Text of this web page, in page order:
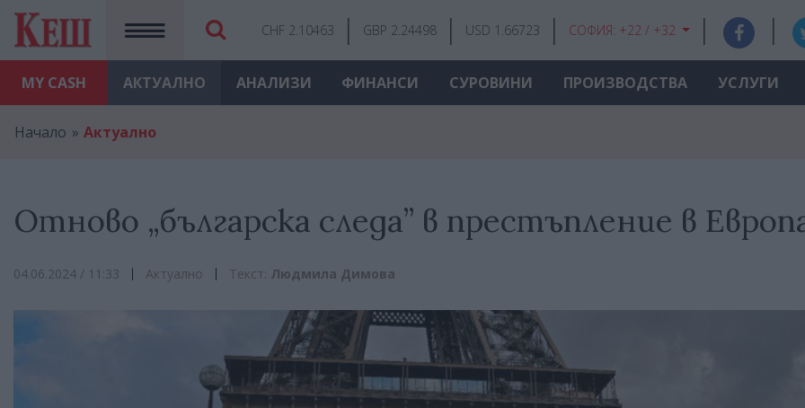
MY CASH
CHF 2.10463 GBP 2.24498 USD 1.66723 СОФИЯ: +22 / +32
АКТУАЛНО АНАЛИЗИ ФИНАНСИ СУРОВИНИ ПРОИЗВОДСТВА УСЛУГИ
Начало Актуално
Отново „българска следа” в престъпление в
04.06.2024 / 11:33 Актуално Текст: Людмила Димова